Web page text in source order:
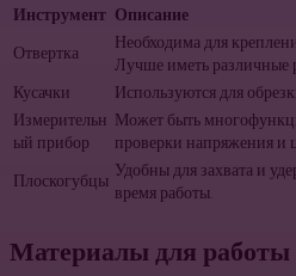
Инструмент Описание
Отвертка
Необходима для
Лучше иметь различные
Кусачки
Используются для
Измерительн
ый прибор
Может быть
проверки напряжения и
Плоскогубцы Удобны для захвата и
время работы.
Материалы для работы